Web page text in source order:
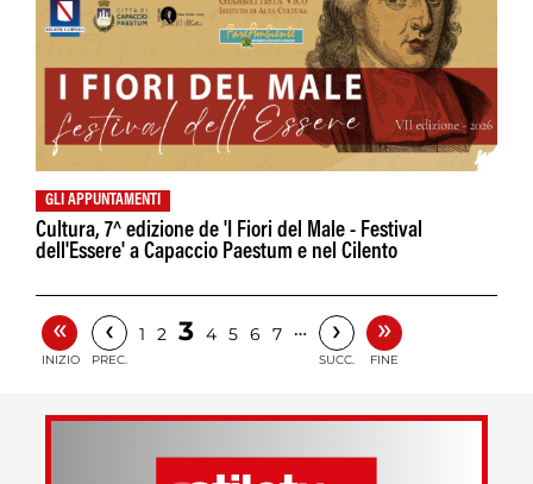
GLI APPUNTAMENTI
Cultura, 7^ edizione de 'I Fiori del Male - Festival
dell'Essere' a Capaccio Paestum e nel Cilento
«
INIZIO
‹
PREC.
1 2 3 4 5 6 7 … ›
SUCC.
»
FINE